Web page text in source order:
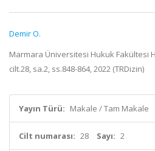
Demir O.
Marmara Üniversitesi Hukuk Fakültesi
cilt.28, sa.2, ss.848-864, 2022 (TRDizin)
Yayın Türü: Makale / Tam Makale
Cilt numarası: 28 Sayı: 2